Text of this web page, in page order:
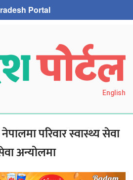
Portal
English
नेपालमा परिवार स्वास्थ्य सेवा
अन्योलमा